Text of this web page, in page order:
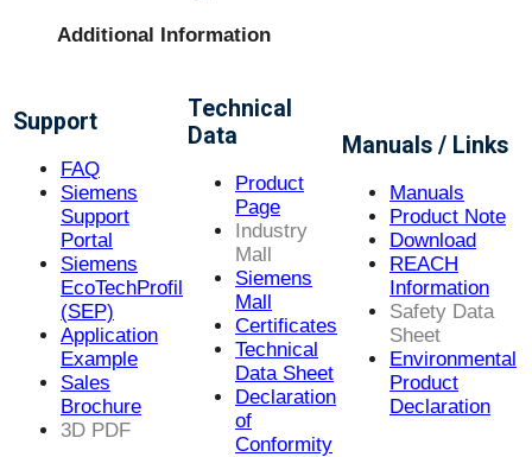
Additional Information
Support
FAQ
Siemens
Support
Portal
Siemens
EcoTechProfil
(SEP)
Application
Example
Sales
Brochure
3D PDF
Technical
Data
Product
Page
Industry
Mall
Siemens
Mall
Certificates
Technical
Data Sheet
Declaration
of
Conformity
Manuals / Links
Manuals
Product Note
Download
REACH
Information
Safety Data
Sheet
Environmental
Product
Declaration